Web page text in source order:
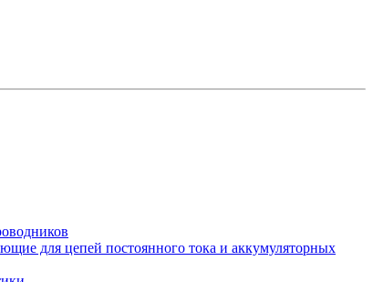
для цепей постоянного тока и аккумуляторных